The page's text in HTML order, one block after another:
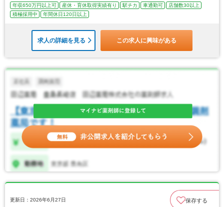
年収650万円以上可 産休・育休取得実績有り 駅チカ 車通勤可
店舗数30以上
積極採用中
年間休日120日以上
求人の詳細を見る この求人に興味がある
更新日：2026年6月27日 保存する